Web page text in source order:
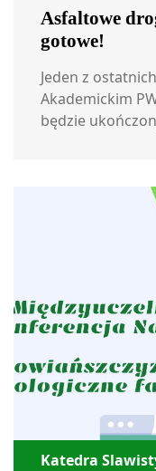
Asfaltowe
gotowe!
Jeden z
Akademickim
będzie
Katedra